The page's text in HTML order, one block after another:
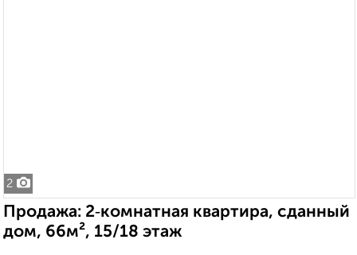
2
Продажа: 2‑комнатная квартира, сданный
дом, 66м², 15/18 этаж